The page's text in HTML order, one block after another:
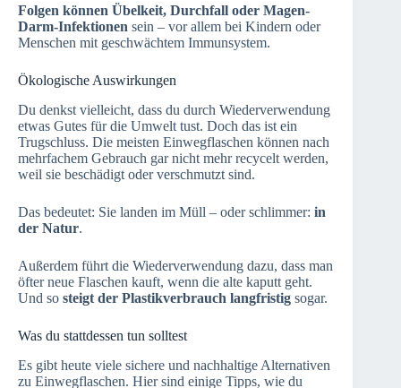
Folgen können Übelkeit, Durchfall oder Magen-
Darm-Infektionen sein – vor allem bei Kindern oder
Menschen mit geschwächtem Immunsystem.
Ökologische Auswirkungen
Du denkst vielleicht, dass du durch Wiederverwendung
etwas Gutes für die Umwelt tust. Doch das ist ein
Trugschluss. Die meisten Einwegflaschen können nach
mehrfachem Gebrauch gar nicht mehr recycelt werden,
weil sie beschädigt oder verschmutzt sind.
Das bedeutet: Sie landen im Müll – oder schlimmer: in
der Natur.
Außerdem führt die Wiederverwendung dazu, dass man
öfter neue Flaschen kauft, wenn die alte kaputt geht.
Und so steigt der Plastikverbrauch langfristig sogar.
Was du stattdessen tun solltest
Es gibt heute viele sichere und nachhaltige Alternativen
zu Einwegflaschen. Hier sind einige Tipps, wie du